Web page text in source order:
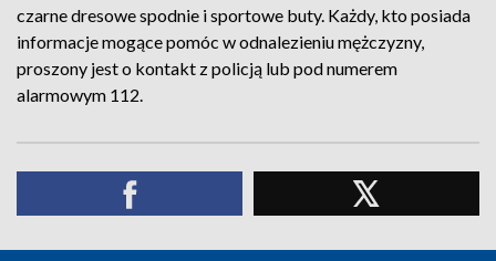
czarne dresowe spodnie i sportowe buty. Każdy, kto posiada
informacje mogące pomóc w odnalezieniu mężczyzny,
proszony jest o kontakt z policją lub pod numerem
alarmowym 112.